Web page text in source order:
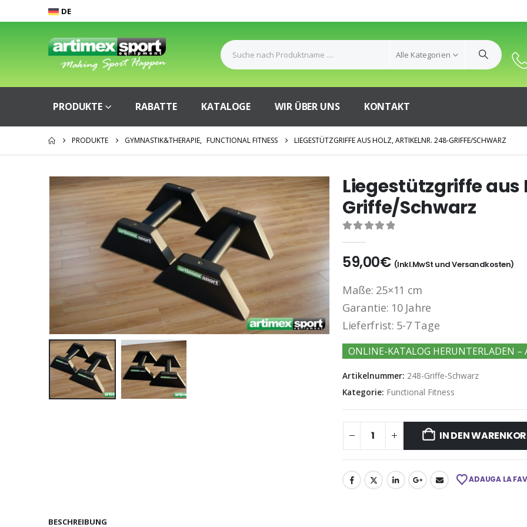
DE
Alle Kategorien
PRODUKTE RABATTE KATALOGE WIR ÜBER UNS KONTAKT
PRODUKTE GYMNASTIK&THERAPIE, FUNCTIONAL FITNESS LIEGESTÜTZGRIFFE AUS HOLZ, ARTIKELNR. 248-GRIFFE/SCHWARZ
Liegestützgriffe aus
Griffe/Schwarz
59,00€ (Inkl.MwSt und Versandkosten)
Maße: 25×11 cm
Garantie: 10 Jahre
Lieferfrist: 5-7 Tage
ONLINE-KATALOG HERUNTERLADEN –
Artikelnummer: 248-Griffe-Schwarz
Kategorie: Functional Fitness
IN DEN
ADAUGA LA
BESCHREIBUNG